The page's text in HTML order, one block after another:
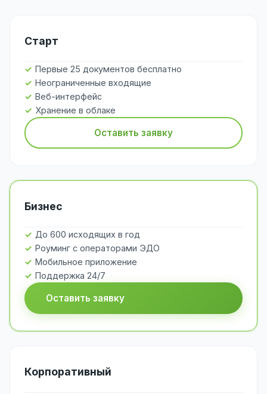
Старт
Первые 25 документов бесплатно
Неограниченные входящие
Веб-интерфейс
Хранение в облаке
Оставить заявку
Бизнес
До 600 исходящих в год
Роуминг с операторами ЭДО
Мобильное приложение
Поддержка 24/7
Оставить заявку
Корпоративный